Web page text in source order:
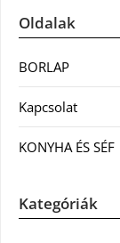
Oldalak
BORLAP
Kapcsolat
KONYHA ÉS SÉF
Kategóriák